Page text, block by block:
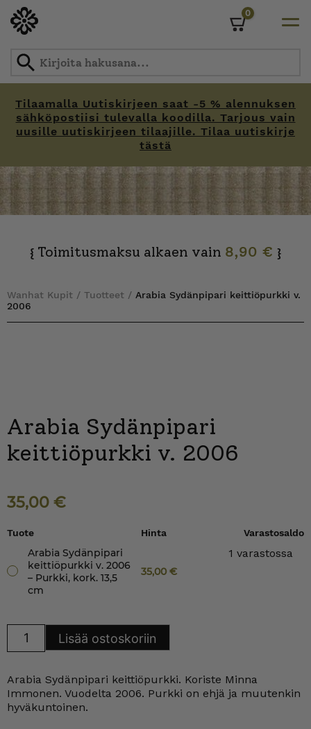
Tilaamalla Uutiskirjeen saat -5 % alennuksen
sähköpostiisi tulevalla koodilla. Tarjous vain
uusille uutiskirjeen tilaajille. Tilaa uutiskirje
tästä
0
{ Toimitusmaksu alkaen vain 8,90 € }
Wanhat Kupit / Tuotteet / Arabia Sydänpipari keittiöpurkki v.
2006
Arabia Sydänpipari
keittiöpurkki v. 2006
35,00 €
Tuote Hinta Varastosaldo
Arabia Sydänpipari
keittiöpurkki v. 2006
– Purkki, kork. 13,5
cm
35,00€
1 varastossa
Sydänpipari
keittiöpurkki
määrä
Lisää ostoskoriin
Arabia Sydänpipari keittiöpurkki. Koriste Minna
Immonen. Vuodelta 2006. Purkki on ehjä ja muutenkin
hyväkuntoinen.